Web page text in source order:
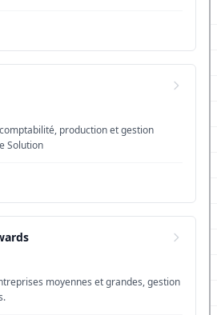
production et gestion
Solution
moyennes et grandes, gestion